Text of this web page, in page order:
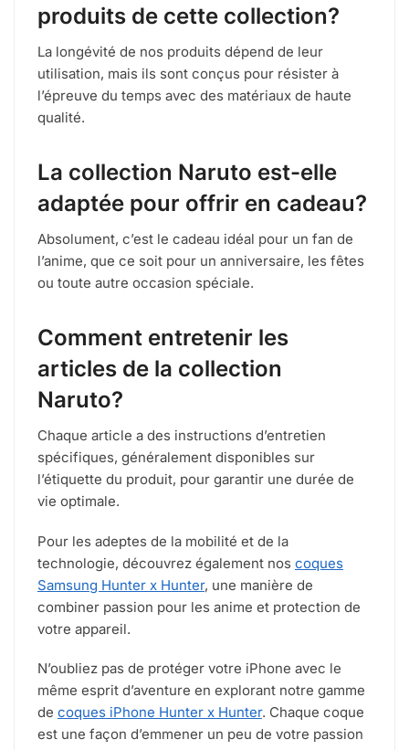
produits de cette collection?
La longévité de nos produits dépend de leur
utilisation, mais ils sont conçus pour résister à
l’épreuve du temps avec des matériaux de haute
qualité.
La collection Naruto est-elle
adaptée pour offrir en cadeau?
Absolument, c’est le cadeau idéal pour un fan de
l’anime, que ce soit pour un anniversaire, les fêtes
ou toute autre occasion spéciale.
Comment entretenir les
articles de la collection
Naruto?
Chaque article a des instructions d’entretien
spécifiques, généralement disponibles sur
l’étiquette du produit, pour garantir une durée de
vie optimale.
Pour les adeptes de la mobilité et de la
technologie, découvrez également nos coques
Samsung Hunter x Hunter, une manière de
combiner passion pour les anime et protection de
votre appareil.
N’oubliez pas de protéger votre iPhone avec le
même esprit d’aventure en explorant notre gamme
de coques iPhone Hunter x Hunter. Chaque coque
est une façon d’emmener un peu de votre passion